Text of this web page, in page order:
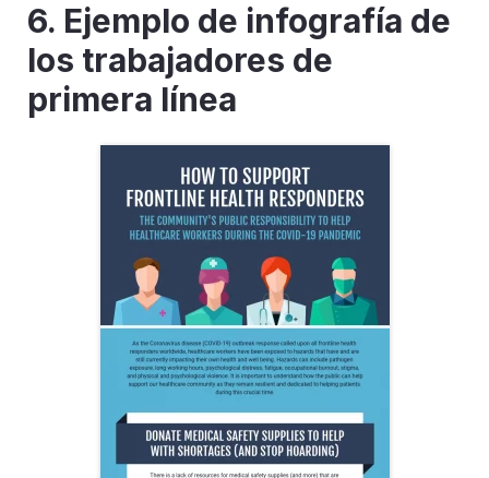
6. Ejemplo de infografía de
los trabajadores de
primera línea